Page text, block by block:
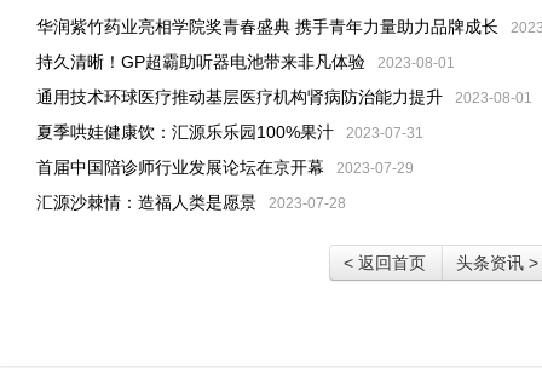
华润紫竹药业亮相学院奖青春盛典 携手青年力量助力品牌成长
持久清晰！GP超霸助听器电池带来非凡体验 2023-08-01
通用技术环球医疗推动基层医疗机构肾病防治能力提升 2023-08-01
夏季哄娃健康饮：汇源乐乐园100%果汁 2023-07-31
首届中国陪诊师行业发展论坛在京开幕 2023-07-29
汇源沙棘情：造福人类是愿景 2023-07-28
< 返回首页 头条资讯 >